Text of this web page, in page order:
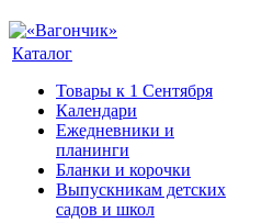
Каталог
Товары к 1 Сентября
Календари
Ежедневники и
планинги
Бланки и корочки
Выпускникам детских
садов и школ